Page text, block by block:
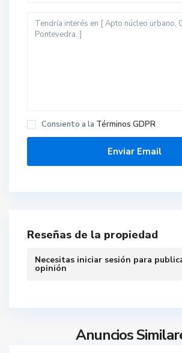
Consiento a la Términos GDPR
Reseñas de la propiedad
Necesitas iniciar sesión para
opinión
Anuncios
O
o